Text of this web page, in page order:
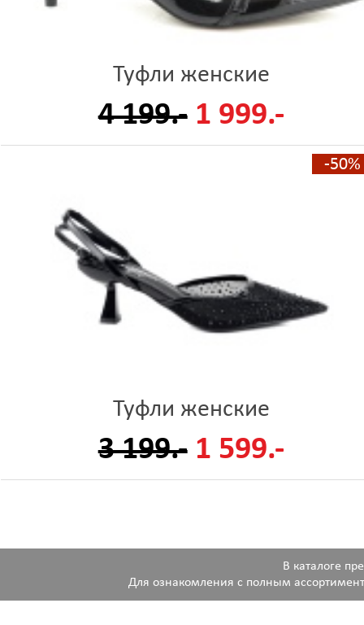
Туфли женские
4 199.- 1 999.-
-50%
Туфли женские
3 199.- 1 599.-
В каталоге
Для ознакомления с полным